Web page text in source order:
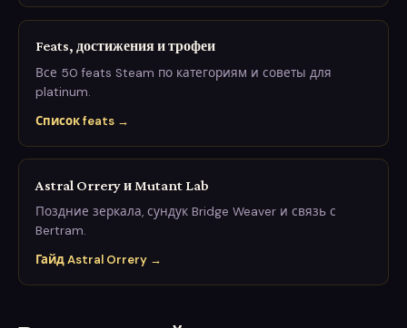
Feats, достижения и трофеи
Все 50 feats Steam по категориям и советы для
platinum.
Список feats →
Astral Orrery и Mutant Lab
Поздние зеркала, сундук Bridge Weaver и связь с
Bertram.
Гайд Astral Orrery →